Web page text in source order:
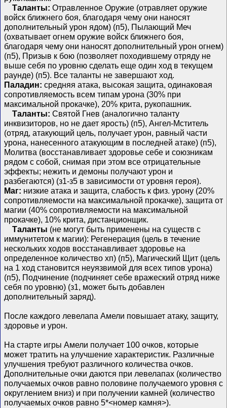
Таланты: Отравленное Оружие (отравляет оружие
войск ближнего боя, благодаря чему они наносят
дополнительный урон ядом) (п5), Пылающий Меч
(охватывает огнем оружие войск ближнего боя,
благодаря чему они наносят дополнительный урон огнем)
(п5), Призыв к бою (позволяет походившему отряду не
выше себя по уровню сделать еще один ход в текущем
раунде) (п5). Все таланты не завершают ход.
Паладин: средняя атака, высокая защита, одинаковая
сопротивляемость всем типам урона (30% при
максимальной прокачке), 20% крита, рукопашник.
Таланты: Святой Гнев (аналогично таланту
инквизиторов, но не дает ярость) (п5), Ангел-Мститель
(отряд, атакующий цель, получает урон, равный части
урона, нанесенного атакующим в последней атаке) (п5),
Молитва (восстанавливает здоровье себе и союзникам
рядом с собой, снимая при этом все отрицательные
эффекты; нежить и демоны получают урон и
разбегаются) (з1-з5 в зависимости от уровня героя).
Маг: низкие атака и защита, слабость к физ. урону (20%
сопротивляемости на максимальной прокачке), защита от
магии (40% сопротивляемости на максимальной
прокачке), 10% крита, дистанционщик.
Таланты (не могут быть применены на существ с
иммунитетом к магии): Регенерация (цель в течение
нескольких ходов восстанавливает здоровье на
определенное количество хп) (п5), Магический Щит (цель
на 1 ход становится неуязвимой для всех типов урона)
(п5), Подчинение (подчиняет себе вражеский отряд ниже
себя по уровню) (з1, может быть добавлен
дополнительный заряд).
После каждого левелапа Амели повышает атаку, защиту,
здоровье и урон.
На старте игры Амели получает 100 очков, которые
может тратить на улучшение характеристик. Различные
улучшения требуют различного количества очков.
Дополнительные очки даются при левелапах (количество
получаемых очков равно половине получаемого уровня с
округлением вниз) и при получении камней (количество
получаемых очков равно 5*<номер камня>).